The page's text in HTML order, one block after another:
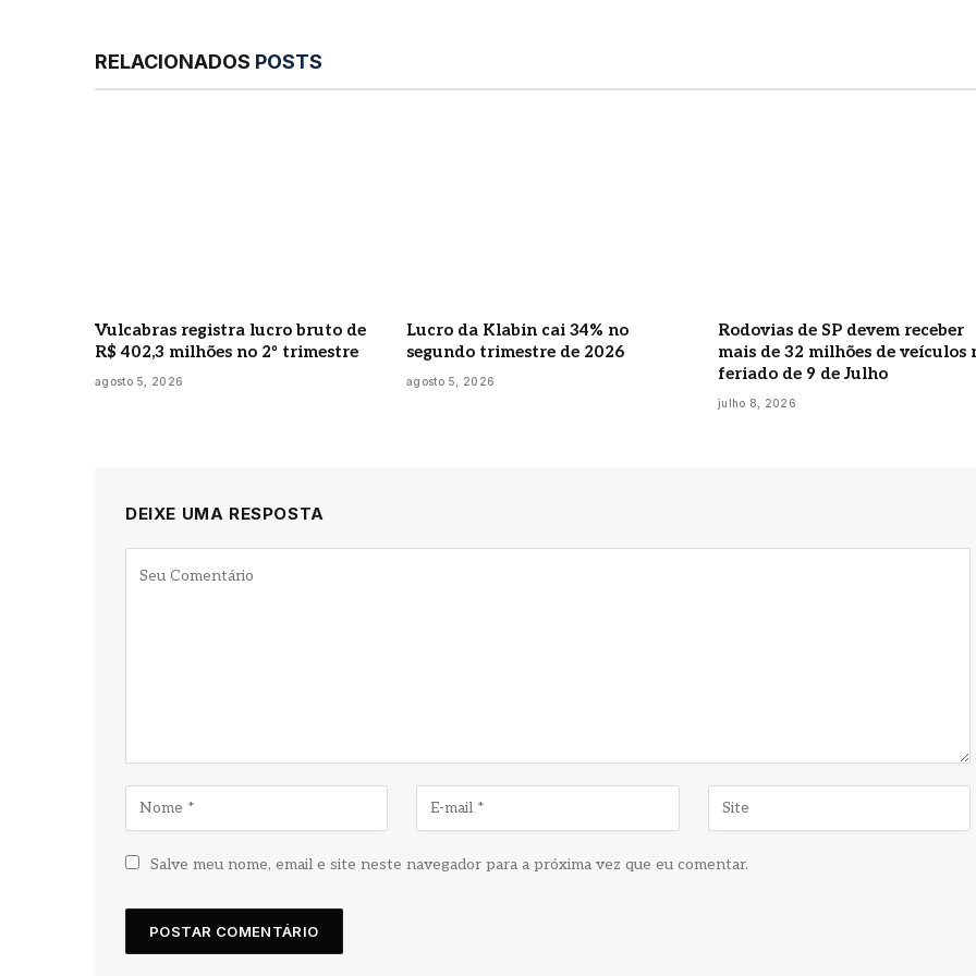
RELACIONADOS POSTS
Vulcabras registra lucro bruto de
R$ 402,3 milhões no 2º trimestre
agosto 5, 2026
Lucro da Klabin cai 34% no
segundo trimestre de 2026
agosto 5, 2026
Rodovias de SP devem receber
mais de 32 milhões de veículos
feriado de 9 de Julho
julho 8, 2026
DEIXE UMA RESPOSTA
Salve meu nome, email e site neste navegador para a próxima vez que eu comentar.